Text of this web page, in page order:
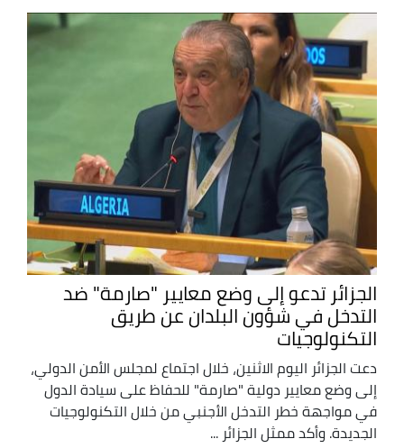
الجزائر تدعو إلى وضع معايير "صارمة" ضد
التدخل في شؤون البلدان عن طريق
التكنولوجيات
دعت الجزائر اليوم الاثنين، خلال اجتماع لمجلس الأمن الدولي،
إلى وضع معايير دولية "صارمة" للحفاظ على سيادة الدول
في مواجهة خطر التدخل الأجنبي من خلال التكنولوجيات
الجديدة. وأكد ممثل الجزائر ...